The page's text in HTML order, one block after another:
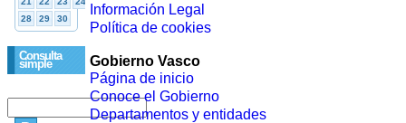
Consulta
simple
Información Legal
Política de cookies
Gobierno Vasco
Página de inicio
Conoce el Gobierno
Departamentos y entidades